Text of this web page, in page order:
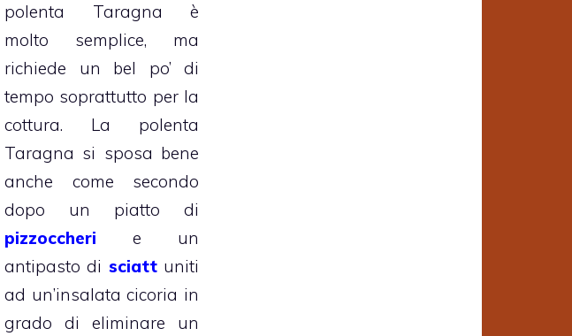
polenta Taragna è
molto semplice, ma
richiede un bel po’ di
tempo soprattutto per la
cottura. La polenta
Taragna si sposa bene
anche come secondo
dopo un piatto di
pizzoccheri e un
antipasto di sciattuniti
ad un’insalata cicoria in
grado di eliminare un